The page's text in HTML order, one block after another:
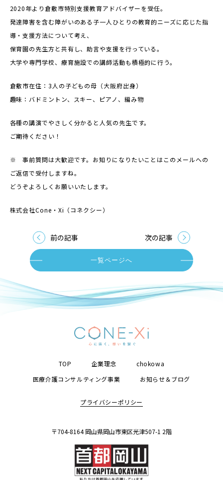
2020年より倉敷市特別支援教育アドバイザーを受任。
発達障害を含む障がいのある子一人ひとりの教育的ニーズに応じた指
導・支援方法について考え、
保育園の先生方と共有し、助言や支援を行っている。
大学や専門学校、療育施設での講師活動も積極的に行う。
倉敷市在住：3人の子どもの母（大阪府出身）
趣味：バドミントン、スキー、ピアノ、編み物
各種の講演でやさしく分かると人気の先生です。
ご期待ください！
※ 事前質問は大歓迎です。お知りになりたいことはこのメールへの
ご返信で受付しますね。
どうぞよろしくお願いいたします。
株式会社Cone・Xi（コネクシー）
前の記事
一覧ページへ
次の記事
TOP 企業理念
chokowa
医療介護コンサルティング事業
お知らせ＆ブログ
プライバシーポリシー
〒704-8164 岡山県岡山市東区光津507-1 2階